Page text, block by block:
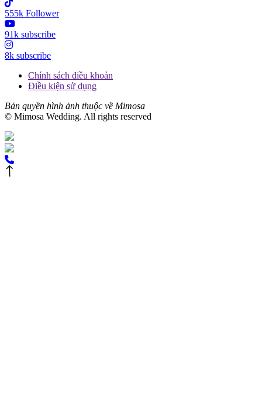
555k Follower
91k subscribe
8k subscribe
Chính sách điều khoản
Điều kiện sử dụng
Bản quyền hình ảnh thuộc về Mimosa
© Mimosa Wedding. All rights reserved